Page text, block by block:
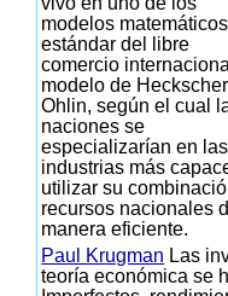
modelos matemáticos
estándar del libre
comercio
modelo de
Ohlin, según el cual
naciones se
especializarían en las
industrias más
utilizar su
recursos nacionales
manera eficiente.
Paul Krugman Las
teoría económica se